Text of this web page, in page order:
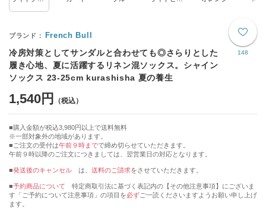
148
French Bull
冷房対策としてサンダルと合わせても◎さらりとした
履き心地、夏に活躍するリネン混ソックス。シャイン
ソックス 23-25cm kurashisha 夏の養生
1,540円
購入金額が税込3,980円以上で送料無料
※一部対象外の地域があります。
ご注文の受付は午前９時までで締め切らせていただきます。
午前９時以降のご注文につきましては、翌営業日の対応となります。
■発送後のキャンセル は、 送料のご請求をさせていただきます。
■予約商品について 特定商取引法に基づく表記内の【その他注意事項】にございま
す「ご予約について注意事項」の項目を必ずご一読くださいますようお願い申し上げ
ます。